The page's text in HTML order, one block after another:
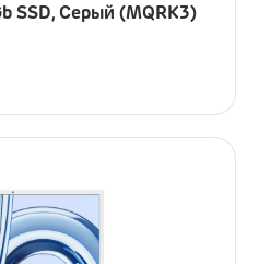
SSD, Серый (MQRK3)